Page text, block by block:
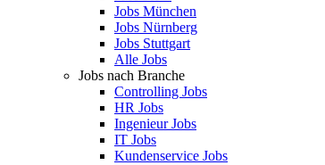
Jobs München
Jobs Nürnberg
Jobs Stuttgart
Alle Jobs
Jobs nach Branche
Controlling Jobs
HR Jobs
Ingenieur Jobs
IT Jobs
Kundenservice Jobs